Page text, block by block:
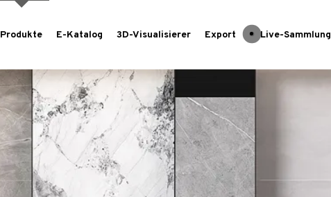
Produkte E-Katalog 3D-Visualisierer Export Live-Sammlung